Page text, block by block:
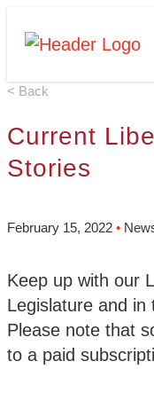
Skip
content
Homepage
< Back
Current
Stories
February 15, 2022 •
Keep up with our
Legislature and in
Please note that
to a paid